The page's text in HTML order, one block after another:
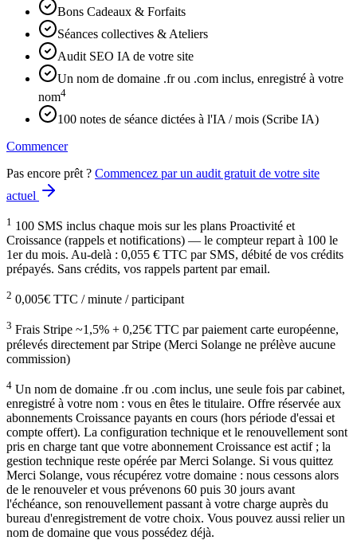
Bons Cadeaux & Forfaits
Séances collectives & Ateliers
Audit SEO IA de votre site
Un nom de domaine .fr ou .com inclus, enregistré à votre
nom4
100 notes de séance dictées à l'IA / mois (Scribe IA)
Commencer
Pas encore prêt ? Commencez par un audit gratuit de votre site
actuel
1 100 SMS inclus chaque mois sur les plans Proactivité et
Croissance (rappels et notifications) — le compteur repart à 100 le
1er du mois. Au-delà : 0,055 € TTC par SMS, débité de vos crédits
prépayés. Sans crédits, vos rappels partent par email.
2 0,005€ TTC / minute / participant
3 Frais Stripe ~1,5% + 0,25€ TTC par paiement carte européenne,
prélevés directement par Stripe (Merci Solange ne prélève aucune
commission)
4 Un nom de domaine .fr ou .com inclus, une seule fois par cabinet,
enregistré à votre nom : vous en êtes le titulaire. Offre réservée aux
abonnements Croissance payants en cours (hors période d'essai et
compte offert). La configuration technique et le renouvellement sont
pris en charge tant que votre abonnement Croissance est actif ; la
gestion technique reste opérée par Merci Solange. Si vous quittez
Merci Solange, vous récupérez votre domaine : nous cessons alors
de le renouveler et vous prévenons 60 puis 30 jours avant
l'échéance, son renouvellement passant à votre charge auprès du
bureau d'enregistrement de votre choix. Vous pouvez aussi relier un
nom de domaine que vous possédez déjà.